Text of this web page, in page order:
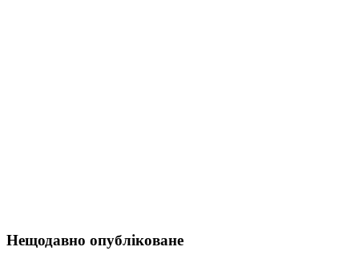
Нещодавно опубліковане